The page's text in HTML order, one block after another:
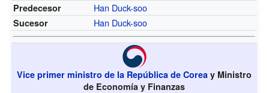
Predecesor
Han Duck-soo
Sucesor Han Duck-soo
Vice primer ministro de la República de Corea y Ministro
de Economía y Finanzas